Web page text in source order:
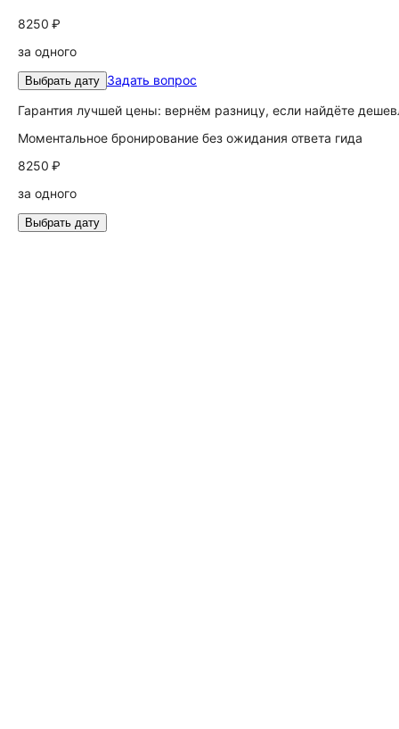
8250 ₽
за одного
Выбрать дату Задать вопрос
Гарантия лучшей цены: вернём разницу, если найдёте
Моментальное бронирование без ожидания ответа гида
8250 ₽
за одного
Выбрать дату